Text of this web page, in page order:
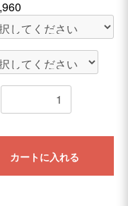
カートに入れる